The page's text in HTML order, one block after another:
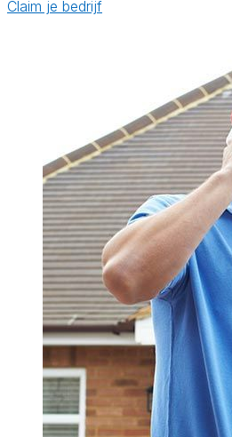
Claim je bedrijf